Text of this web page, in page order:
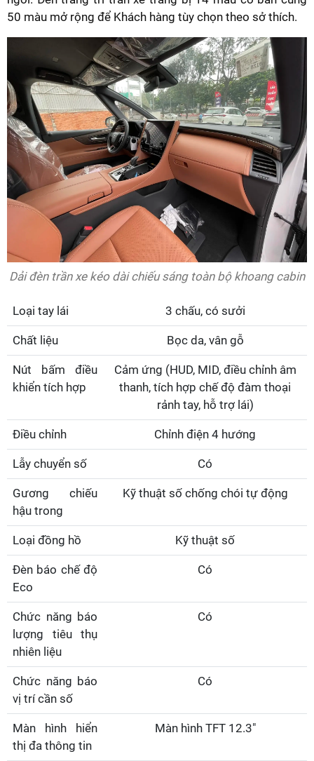
50 màu mở rộng để Khách hàng tùy chọn theo sở thích.
Dải đèn trần xe kéo dài chiếu sáng toàn bộ khoang cabin
Loại tay lái 3 chấu, có sưởi
Chất liệu Bọc da, vân gỗ
Nút bấm điều
khiển tích hợp
Cảm ứng (HUD, MID, điều chỉnh âm
thanh, tích hợp chế độ đàm thoại
rảnh tay, hỗ trợ lái)
Điều chỉnh Chỉnh điện 4 hướng
Lẫy chuyển số Có
Gương chiếu
hậu trong
Kỹ thuật số chống chói tự động
Loại đồng hồ Kỹ thuật số
Đèn báo chế độ
Eco
Có
Chức năng báo
lượng tiêu thụ
nhiên liệu
Có
Chức năng báo
vị trí cần số
Có
Màn hình hiển
thị đa thông tin
Màn hình TFT 12.3"